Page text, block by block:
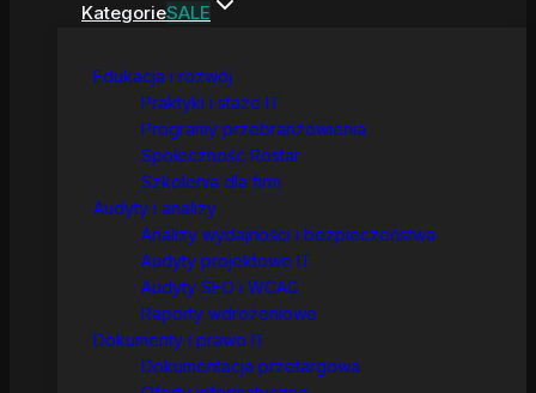
KategorieSALE
Edukacja i rozwój
Praktyki i staże IT
Programy przebranżowienia
Społeczność Rostar
Szkolenia dla firm
Audyty i analizy
Analizy wydajności i bezpieczeństwa
Audyty projektowe IT
Audyty SEO i WCAG
Raporty wdrożeniowe
Dokumenty i prawo IT
Dokumentacja przetargowa